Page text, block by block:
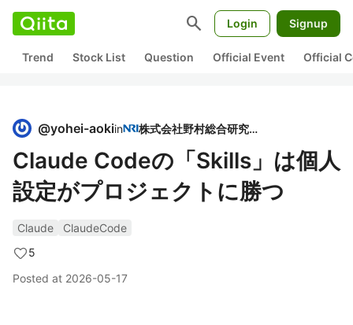
search Login Signup
Trend Stock List Question Official Event Official
@yohei-aokiin 株式会社野村総合研究所
Claude Codeの「Skills」は個人
設定がプロジェクトに勝つ
Claude
ClaudeCode
5
Posted at 2026-05-17